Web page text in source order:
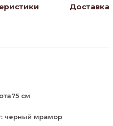
Доставка
см
черный мрамор